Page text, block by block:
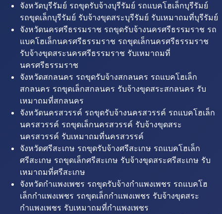
จังหวัดบุรีรัมย์ รถขุดรับจ้างบุรีรัมย์ รถแบคโฮเล็กบุรีรัมย์
รถขุดเล็กบุรีรัมย์ รับจ้างขุดสระบุรีรัมย์ รับเหมาถมที่บุรีรัมย์
จังหวัดนครศรีธรรมราช รถขุดรับจ้างนครศรีธรรมราช รถ
แบคโฮเล็กนครศรีธรรมราช รถขุดเล็กนครศรีธรรมราช
รับจ้างขุดสระนครศรีธรรมราช รับเหมาถมที่
นครศรีธรรมราช
จังหวัดสกลนคร รถขุดรับจ้างสกลนคร รถแบคโฮเล็ก
สกลนคร รถขุดเล็กสกลนคร รับจ้างขุดสระสกลนคร รับ
เหมาถมที่สกลนคร
จังหวัดนครสวรรค์ รถขุดรับจ้างนครสวรรค์ รถแบคโฮเล็ก
นครสวรรค์ รถขุดเล็กนครสวรรค์ รับจ้างขุดสระ
นครสวรรค์ รับเหมาถมที่นครสวรรค์
จังหวัดศรีสะเกษ รถขุดรับจ้างศรีสะเกษ รถแบคโฮเล็ก
ศรีสะเกษ รถขุดเล็กศรีสะเกษ รับจ้างขุดสระศรีสะเกษ รับ
เหมาถมที่ศรีสะเกษ
จังหวัดกำแพงเพชร รถขุดรับจ้างกำแพงเพชร รถแบคโฮ
เล็กกำแพงเพชร รถขุดเล็กกำแพงเพชร รับจ้างขุดสระ
กำแพงเพชร รับเหมาถมที่กำแพงเพชร